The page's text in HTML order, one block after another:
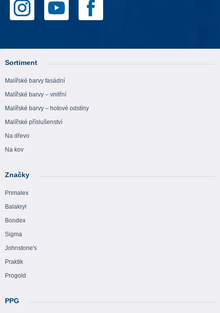
Sortiment
Malířské barvy fasádní
Malířské barvy – vnitřní
Malířské barvy – hotové odstíny
Malířské příslušenství
Na dřevo
Na kov
Značky
Primalex
Balakryl
Bondex
Sigma
Johnstone's
Praktik
Progold
PPG